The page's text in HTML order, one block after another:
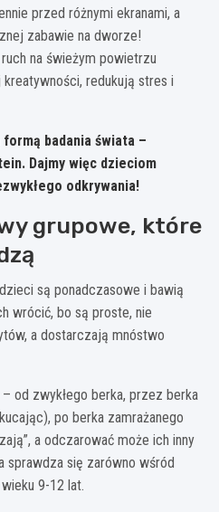
przed różnymi ekranami, a
zabawie na dworze!
na świeżym powietrzu
redukują stres i
badania świata –
Dajmy więc dzieciom
odkrywania!
grupowe, które
są ponadczasowe i bawią
wrócić, bo są proste, nie
a dostarczają mnóstwo
– od zwykłego berka, przez berka
po berka zamrażanego
a odczarować może ich inny
sprawdza się zarówno wśród
9-12 lat.